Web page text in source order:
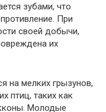
зубами, что
При
своей добычи,
их
на мелких грызунов,
птиц, таких как
Молодые